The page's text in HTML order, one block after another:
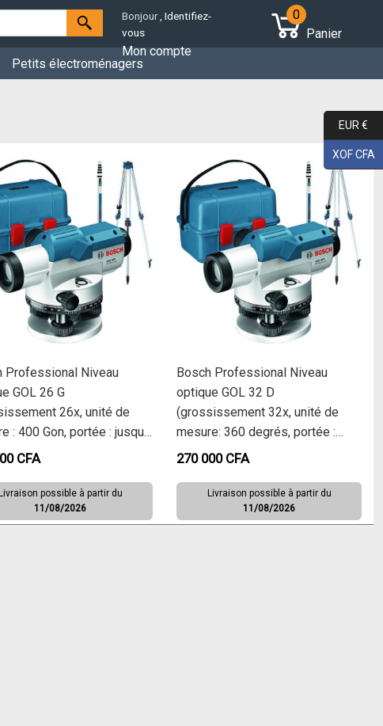
Bonjour , Identifiez-
vous
Mon compte
0
Panier
Petits électroménagers
Professional Niveau
GOL 26 G
26x, unité de
: 400 Gon, portée : jusqu’à
pige GR 500, trépied BT
CFA
Livraison possible à partir du
11/08/2026
Bosch Professional Niveau
optique GOL 32 D
(grossissement 32x, unité de
mesure: 360 degrés, portée :
jusqu’à 120 m, dans un coffret de
270 000 CFA
Livraison possible à partir du
11/08/2026
EUR €
XOF CFA